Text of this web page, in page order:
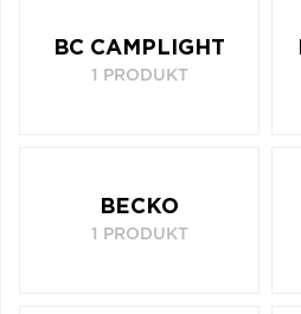
BC CAMPLIGHT
1 PRODUKT
BECKO
1 PRODUKT